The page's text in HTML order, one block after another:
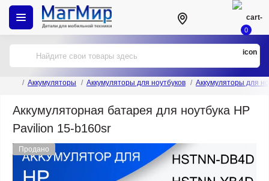
0
Аккумуляторы Аккумуляторы для ноутбуков Аккумуляторы для
Аккумуляторная батарея для ноутбука HP
Pavilion 15-b160sr
Продано